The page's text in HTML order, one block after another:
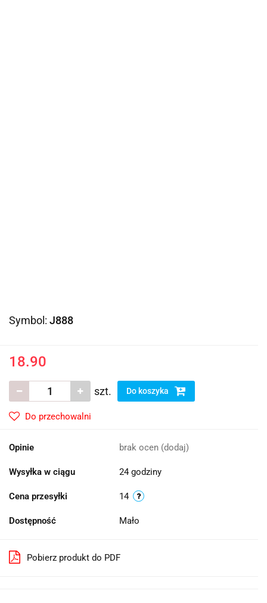
Symbol: J888
18.90
szt. Do koszyka
Do przechowalni
Opinie brak ocen (dodaj)
Wysyłka w ciągu 24 godziny
Cena przesyłki 14
Dostępność Mało
Pobierz produkt do PDF